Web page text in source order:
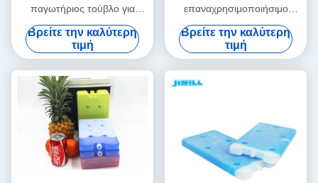
παγωτήριος τούβλο για
μόνωση κουτιά ψύξης με
διάφορα χρώματα για
τρόφιμα κατεψυγμένα
Βρείτε την καλύτερη
τιμή
επαναχρησιμοποιήσιμο
μεγάλο τούβλο ψυκτικού για
τη μεταφορά ψυχρής
αλυσίδας για τα τρόφιμα
κατάψυξη
Βρείτε την καλύτερη
τιμή